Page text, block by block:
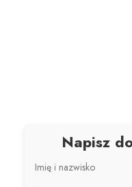
Napisz
Imię i nazwisko